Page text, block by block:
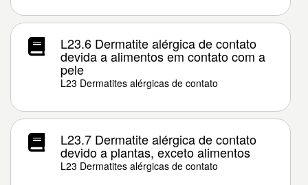
L23.6 Dermatite alérgica de contato
devida a alimentos em contato com a
pele
L23 Dermatites alérgicas de contato
L23.7 Dermatite alérgica de contato
devido a plantas, exceto alimentos
L23 Dermatites alérgicas de contato